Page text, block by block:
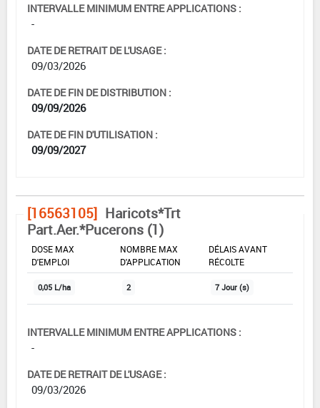
INTERVALLE MINIMUM ENTRE APPLICATIONS :
-
DATE DE RETRAIT DE L'USAGE :
09/03/2026
DATE DE FIN DE DISTRIBUTION :
09/09/2026
DATE DE FIN D'UTILISATION :
09/09/2027
[16563105] Haricots*Trt
Part.Aer.*Pucerons (1)
DOSE MAX
D'EMPLOI
NOMBRE MAX
D'APPLICATION
DÉLAIS AVANT
RÉCOLTE
0,05 L/ha 2 7 Jour (s)
INTERVALLE MINIMUM ENTRE APPLICATIONS :
-
DATE DE RETRAIT DE L'USAGE :
09/03/2026